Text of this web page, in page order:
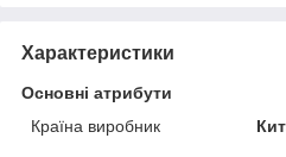
Характеристики
Основні атрибути
Країна виробник